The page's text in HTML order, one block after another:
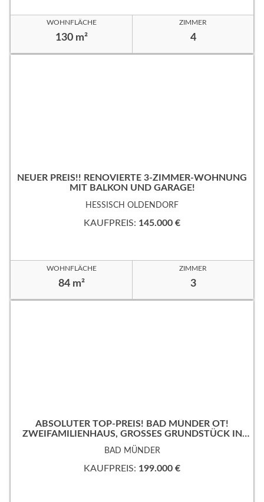
WOHNFLÄCHE
130 m²
ZIMMER
4
NEUER PREIS!! RENOVIERTE 3-ZIMMER-WOHNUNG
MIT BALKON UND GARAGE!
HESSISCH OLDENDORF
KAUFPREIS: 145.000 €
WOHNFLÄCHE
84 m²
ZIMMER
3
ABSOLUTER TOP-PREIS! BAD MÜNDER OT!
ZWEIFAMILIENHAUS, GROSSES GRUNDSTÜCK IN B
EVORZUGTER WOHNLAGE!
BAD MÜNDER
KAUFPREIS: 199.000 €